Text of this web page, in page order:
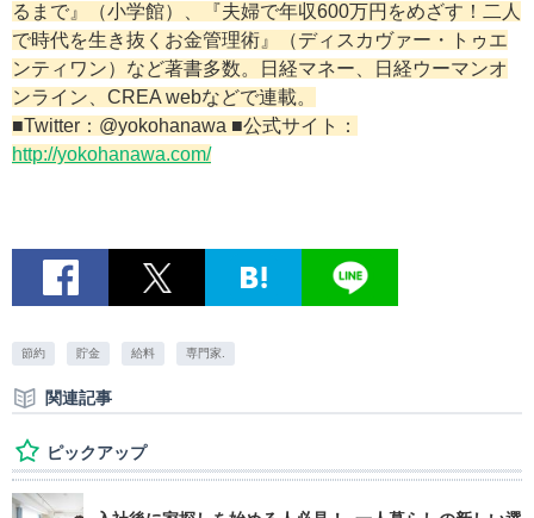
るまで』（小学館）、『夫婦で年収600万円をめざす！二人
で時代を生き抜くお金管理術』（ディスカヴァー・トゥエ
ンティワン）など著書多数。日経マネー、日経ウーマンオ
ンライン、CREA webなどで連載。
■Twitter：@yokohanawa ■公式サイト：
http://yokohanawa.com/
節約 貯金 給料 専門家.
関連記事
ピックアップ